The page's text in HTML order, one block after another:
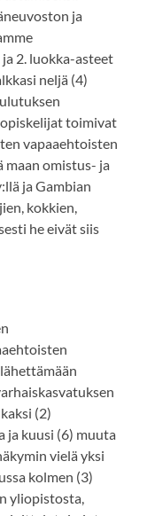
ja
2. luokka-asteet
neljä (4)
toimivat
vapaaehtoisten
maan omistus- ja
ja Gambian
kokkien,
he eivät siis
(2)
ja kuusi (6) muuta
vielä yksi
kolmen (3)
yliopistosta,